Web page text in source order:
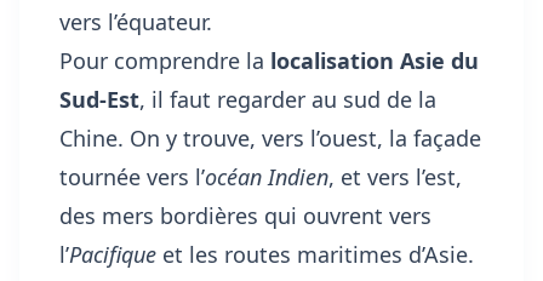
vers l’équateur.
Pour comprendre la localisation Asie du
Sud-Est, il faut regarder au sud de la
Chine. On y trouve, vers l’ouest, la façade
tournée vers l’océan Indien, et vers l’est,
des mers bordières qui ouvrent vers
l’Pacifique et les routes maritimes d’Asie.